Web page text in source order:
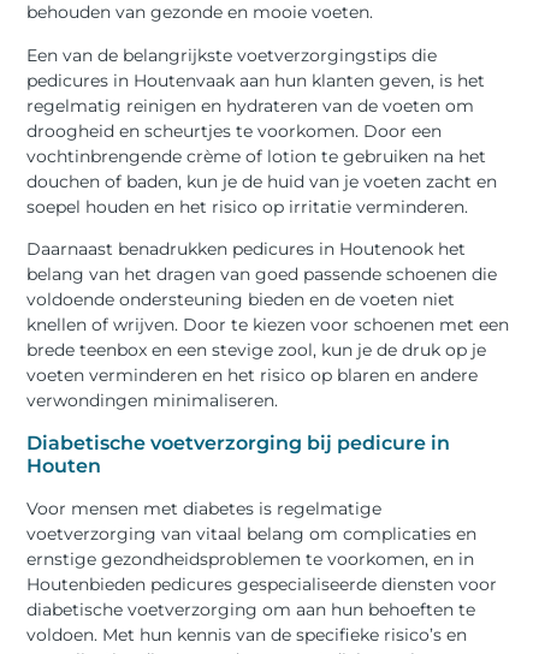
behouden van gezonde en mooie voeten.
Een van de belangrijkste voetverzorgingstips die
pedicures in Houtenvaak aan hun klanten geven, is het
regelmatig reinigen en hydrateren van de voeten om
droogheid en scheurtjes te voorkomen. Door een
vochtinbrengende crème of lotion te gebruiken na het
douchen of baden, kun je de huid van je voeten zacht en
soepel houden en het risico op irritatie verminderen.
Daarnaast benadrukken pedicures in Houtenook het
belang van het dragen van goed passende schoenen die
voldoende ondersteuning bieden en de voeten niet
knellen of wrijven. Door te kiezen voor schoenen met een
brede teenbox en een stevige zool, kun je de druk op je
voeten verminderen en het risico op blaren en andere
verwondingen minimaliseren.
Diabetische voetverzorging bij pedicure in
Houten
Voor mensen met diabetes is regelmatige
voetverzorging van vitaal belang om complicaties en
ernstige gezondheidsproblemen te voorkomen, en in
Houtenbieden pedicures gespecialiseerde diensten voor
diabetische voetverzorging om aan hun behoeften te
voldoen. Met hun kennis van de specifieke risico’s en